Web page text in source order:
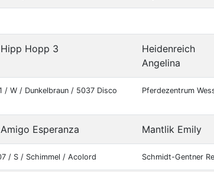
Hipp Hopp 3
Heidenreich
Angelina
/ W / Dunkelbraun / 5037 Disco
Pferdezentrum
Amigo Esperanza Mantlik Emily
/ S / Schimmel / Acolord Schmidt-Gentner